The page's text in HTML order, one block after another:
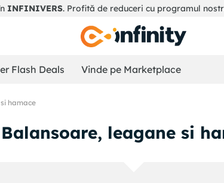
INFINIVERS. Profită de reduceri cu programul
Flash Deals Vinde pe Marketplace
hamace
Balansoare, leagane si